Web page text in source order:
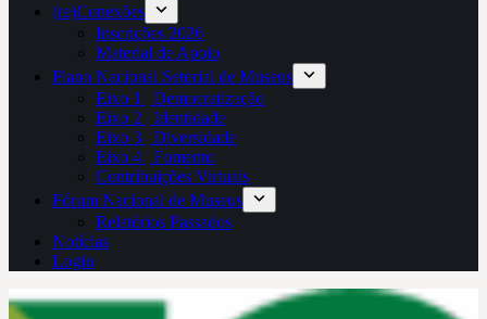
(re)Conexões
Inscrições 2026
Material de Apoio
Plano Nacional Setorial de Museus
Eixo 1 | Democratização
Eixo 2 | Identidade
Eixo 3 | Diversidade
Eixo 4 | Fomento
Contribuições Virtuais
Fórum Nacional de Museus
Relatórios Passados
Notícias
Login